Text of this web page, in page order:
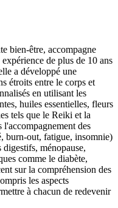
bien-être, accompagne
de plus de 10 ans
a développé une
étroits entre le corps et
en utilisant les
huiles essentielles, fleurs
tels que le Reiki et la
l'accompagnement des
burn-out, fatigue, insomnie)
ménopause,
comme le diabète,
sur la compréhension des
les aspects
à chacun de redevenir